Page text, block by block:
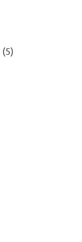
(5)